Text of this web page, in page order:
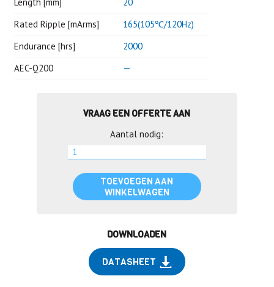
Rated Ripple [mArms]
165(105℃/120Hz)
Endurance [hrs]
2000
AEC-Q200
—
VRAAG EEN OFFERTE AAN
Aantal nodig:
TOEVOEGEN AAN
WINKELWAGEN
DOWNLOADEN
DATASHEET